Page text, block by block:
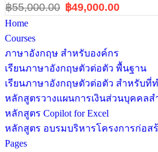
฿55,000.00 ฿49,000.00
Home
Courses
ภาษาอังกฤษ สำหรับองค์กร
เรียนภาษาอังกฤษตัวต่อตัว พื้นฐาน
เรียนภาษาอังกฤษตัวต่อตัว สำหรับที่
หลักสูตรวางแผนการเงินส่วนบุคคล
หลักสูตร Copilot for Excel
หลักสูตร อบรมบริหารโครงการก่อส
Pages